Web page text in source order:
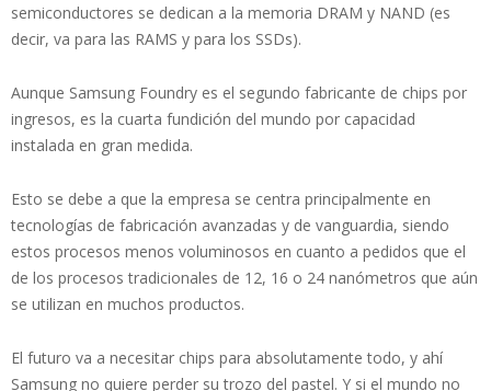
semiconductores se dedican a la memoria DRAM y NAND (es
decir, va para las RAMS y para los SSDs).
Aunque Samsung Foundry es el segundo fabricante de chips por
ingresos, es la cuarta fundición del mundo por capacidad
instalada en gran medida.
Esto se debe a que la empresa se centra principalmente en
tecnologías de fabricación avanzadas y de vanguardia, siendo
estos procesos menos voluminosos en cuanto a pedidos que el
de los procesos tradicionales de 12, 16 o 24 nanómetros que aún
se utilizan en muchos productos.
El futuro va a necesitar chips para absolutamente todo, y ahí
Samsung no quiere perder su trozo del pastel. Y si el mundo no